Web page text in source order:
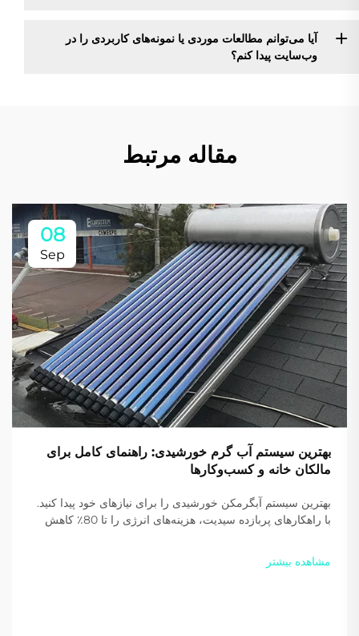
آیا می‌توانم مطالعات موردی یا نمونه‌های کاربردی را در
وب‌سایت پیدا کنم؟
مقاله مرتبط
08
Sep
بهترین سیستم آب گرم خورشیدی: راهنمای کامل برای
مالکان خانه و کسب‌وکارها
بهترین سیستم آبگرمکن خورشیدی را برای نیازهای خود پیدا کنید.
با راهکارهای پربازده سیدیت، هزینه‌های انرژی را تا 80٪ کاهش
کنید.
مشاهده بیشتر